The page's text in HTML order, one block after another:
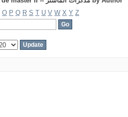
O P Q R S T U V W X Y Z